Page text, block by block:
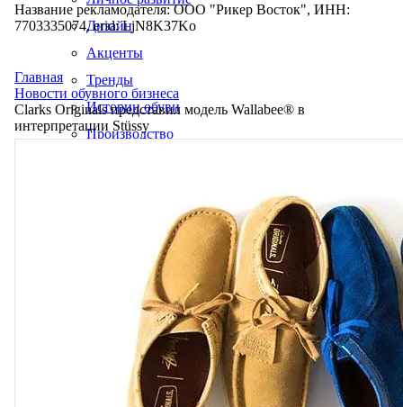
Дизайн
Акценты
Тренды
Истории обуви
Производство
Название рекламодателя: ООО "Рикер Восток", ИНН:
7703335074, erid: LjN8K37Ko
Главная
Новости обувного бизнеса
Clarks Originals представил модель Wallabee® в
интерпретации Stüssy